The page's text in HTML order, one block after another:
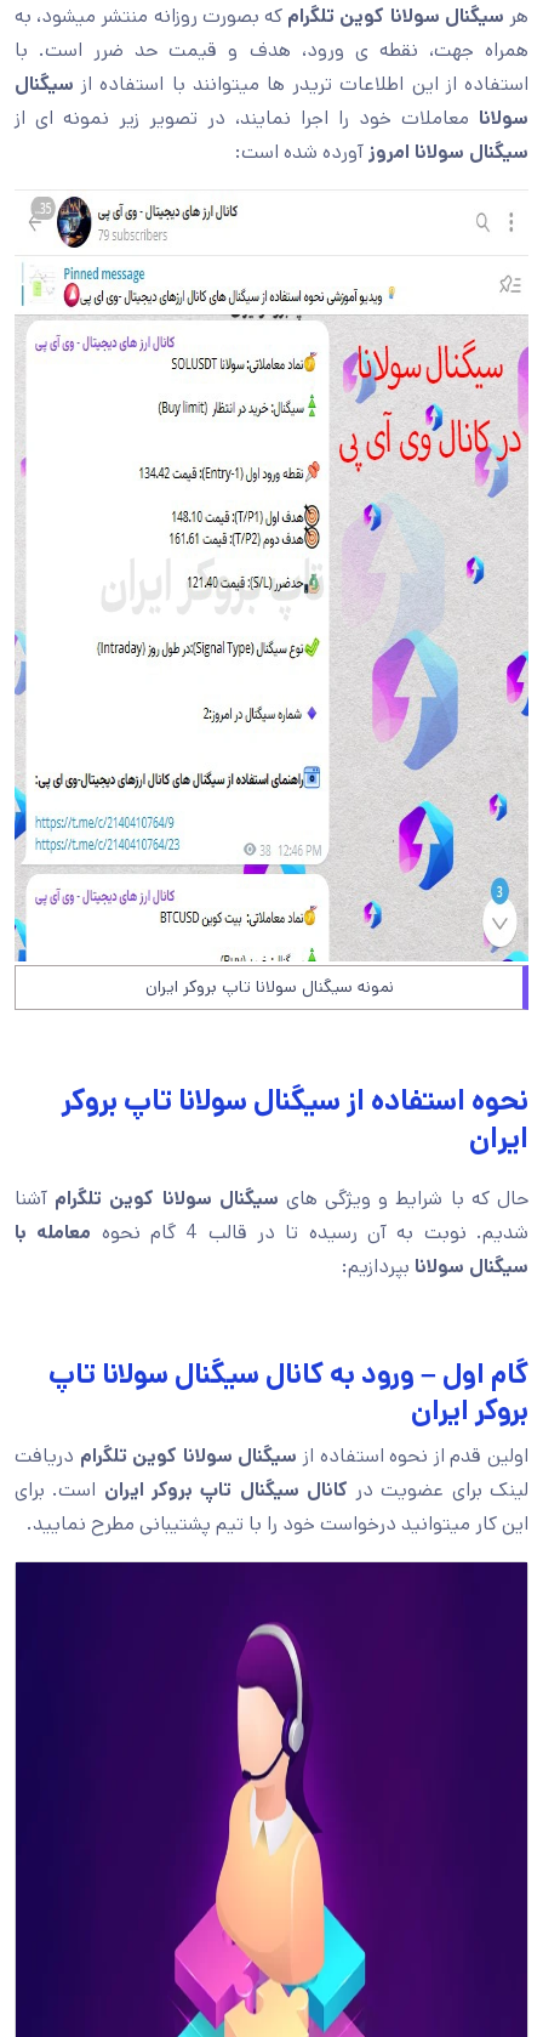
هر سیگنال سولانا كوين تلگرام که بصورت روزانه منتشر میشود، به
همراه جهت، نقطه ی ورود، هدف و قیمت حد ضرر است. با
استفاده از این اطلاعات تریدر ها میتوانند با استفاده از سیگنال
سولانا معاملات خود را اجرا نمایند، در تصویر زیر نمونه ای از
سیگنال سولانا امروزآورده شده است:
نمونه سیگنال سولانا تاپ بروکر ایران
نحوه استفاده از سیگنال سولانا تاپ بروکر
ایران
حال که با شرایط و ویژگی های سیگنال سولانا كوين تلگرام آشنا
شدیم. نوبت به آن رسیده تا در قالب 4 گام نحوه
معامله با
سیگنال سولانا بپردازیم:
گام اول – ورود به کانال سیگنال سولانا تاپ
بروکر ایران
اولین قدم از نحوه استفاده از سیگنال سولانا كوين تلگرام دریافت
لینک برای عضویت در کانال سیگنال تاپ بروکر ایران است. برای
این کار میتوانید درخواست خود را با تیم پشتیبانی مطرح نمایید.